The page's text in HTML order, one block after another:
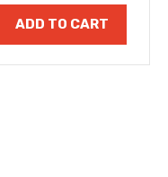
ADD TO CART